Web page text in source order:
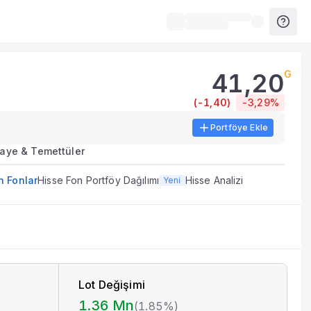
destekleyen veri ve göstergeleri bir arada sunar.
41,20G
(-1,40) -3,29%
Portföye Ekle
& Temettüler
FonlarHisse Fon Portföy Dağılımı Yeni Hisse Analizi
Lot Değişimi
1.36 Mn(1.85%)